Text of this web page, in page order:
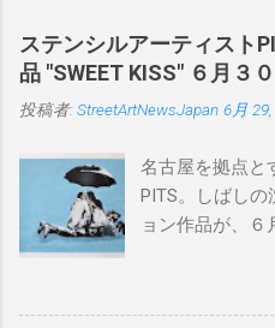
ステンシルアーティスト
品 "SWEET KISS" ６月３
投稿者: StreetArtNewsJapan 6月
名古屋を拠点と
PITS。しばし
ョン作品が、６
品に落とし込
PITSの過去記